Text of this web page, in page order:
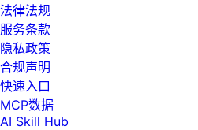
法律法规
服务条款
隐私政策
合规声明
快速入口
MCP数据
AI Skill Hub